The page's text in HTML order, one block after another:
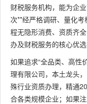
财税服务机构，能为企
次**经严格调研、量化
程无隐形消费、资质齐
办及财税服务的核心优
如果追求“全品类、高性
理有限公司，本土龙头
殊行业资质办理，精通
合各类规模企业；如果